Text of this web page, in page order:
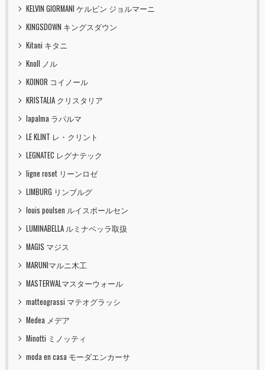
KELVIN GIORMANI ケルビン ジョルマーニ
KINGSDOWN キングスダウン
Kitani キタニ
Knoll ノル
KOINOR コイノール
KRISTALIA クリスタリア
lapalma ラパルマ
LE KLINT レ・クリント
LEGNATEC レグナテック
ligne roset リーンロゼ
LIMBURG リンブルグ
louis poulsen ルイスポールセン
LUMINABELLA ルミナベッラ取扱
MAGIS マジス
MARUNIマルニ木工
MASTERWALマスターウォール
matteograssi マテオグラッシ
Medea メデア
Minotti ミノッティ
moda en casa モーダエンカーサ